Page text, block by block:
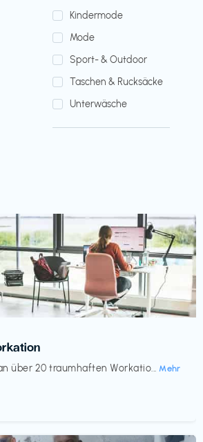
Kindermode
Mode
Sport- & Outdoor
Taschen & Rucksäcke
Unterwäsche
über 20 traumhaften Workatio... Mehr